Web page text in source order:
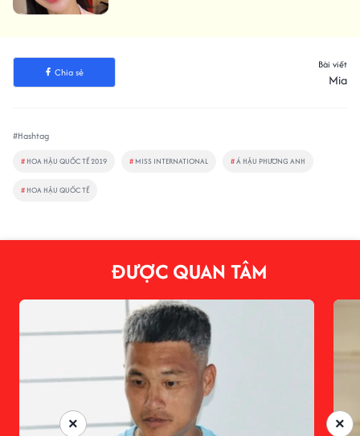
Chia sẻ
Bài viết
Mia
#Hashtag
# HOA HẬU QUỐC TẾ 2019 # MISS INTERNATIONAL #Á HẬU PHƯƠNG ANH
# HOA HẬU QUỐC TẾ
ĐƯỢC QUAN TÂM
×
×